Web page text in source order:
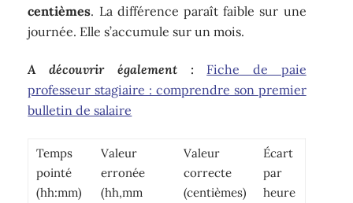
centièmes. La différence paraît faible sur une
journée. Elle s’accumule sur un mois.
A découvrir également :
Fiche de paie
professeur stagiaire : comprendre son premier
bulletin de salaire
Temps
pointé
(hh:mm)
Valeur
erronée
(hh,mm
Valeur
correcte
(centièmes)
Écart
par
heure